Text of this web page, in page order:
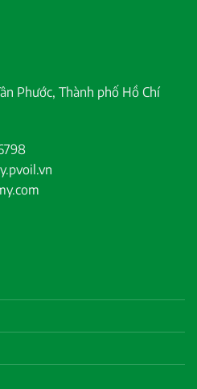
Phước, Thành phố Hồ Chí